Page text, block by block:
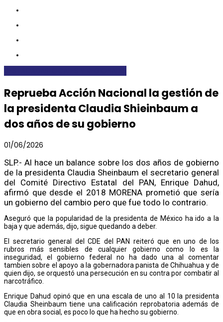
Reprueba Acción Nacional la gestión de
la presidenta Claudia Shieinbaum a
dos años de su gobierno
01/06/2026
SLP.- Al hace un balance sobre los dos años de gobierno
de la presidenta Claudia Sheinbaum el secretario general
del Comité Directivo Estatal del PAN, Enrique Dahud,
afirmó que desde el 2018 MORENA prometió que sería
un gobierno del cambio pero que fue todo lo contrario.
Aseguró que la popularidad de la presidenta de México ha ido a la
baja y que además, dijo, sigue quedando a deber.
El secretario general del CDE del PAN reiteró que en uno de los
rubros más sensibles de cualquier gobierno como lo es la
inseguridad, el gobierno federal no ha dado una al comentar
tambien sobre el apoyo a la gobernadora panista de Chihuahua y de
quien dijo, se orquestó una persecución en su contra por combatir al
narcotráfico.
Enrique Dahud opinó que en una escala de uno al 10 la presidenta
Claudia Sheinbaum tiene una calificación reprobatoria además de
que en obra social, es poco lo que ha hecho su gobierno.